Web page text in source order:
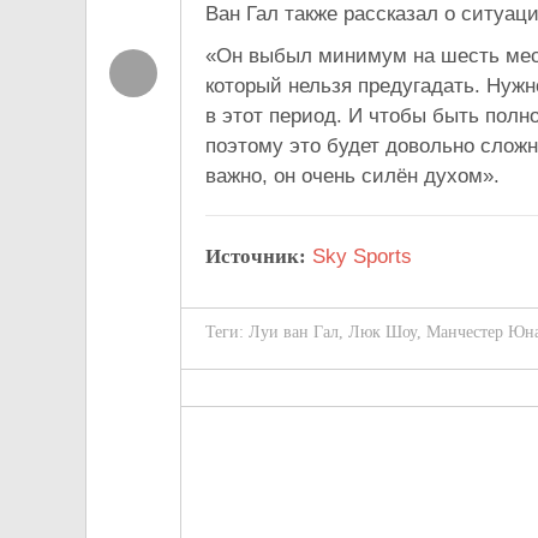
Ван Гал также рассказал о
«Он выбыл минимум на шесть
который нельзя предугадать.
в этот период. И чтобы быть
поэтому это будет довольно
важно, он очень силён духом».
Источник: Sky Sports
Теги: Луи ван Гал, Люк Шоу, Манчестер